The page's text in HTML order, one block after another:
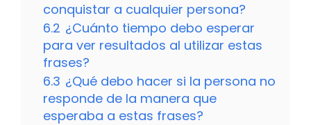
conquistar a cualquier persona?
6.2 ¿Cuánto tiempo debo esperar
para ver resultados al utilizar estas
frases?
6.3 ¿Qué debo hacer si la persona no
responde de la manera que
esperaba a estas frases?